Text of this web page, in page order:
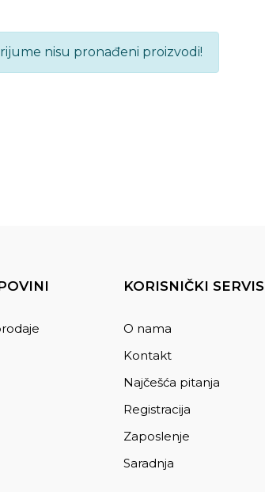
nisu pronađeni proizvodi!
KORISNIČKI SERVIS
O nama
Kontakt
Najčešća pitanja
Registracija
Zaposlenje
Saradnja